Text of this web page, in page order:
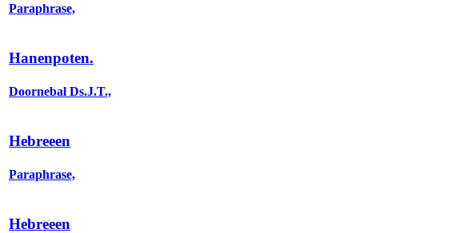
Paraphrase,
Hanenpoten.
Doornebal Ds.J.T.,
Hebreeen
Paraphrase,
Hebreeen